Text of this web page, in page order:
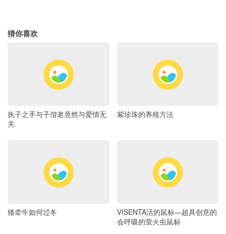
猜你喜欢
执子之手与子偕老竟然与爱情无
关
紫珍珠的养殖方法
矮牵牛如何过冬
VISENTA活的鼠标—超具创意的
会呼吸的萤火虫鼠标